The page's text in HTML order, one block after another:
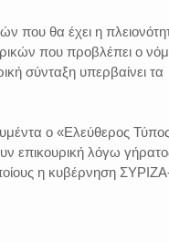
που θα έχει η
που προβλέπει ο
σύνταξη υπερβαίνει τα
ο «Ελεύθερος
επικουρική λόγω
η κυβέρνηση